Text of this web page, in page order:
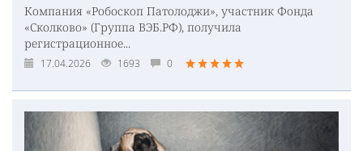
Компания «Робоскоп Патолоджи», участник Фонда
«Сколково» (Группа ВЭБ.РФ), получила
регистрационное...
17.04.2026 1693 0